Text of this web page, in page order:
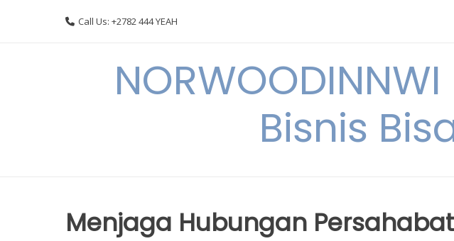
Call Us: +2782 444 YEAH
Bisnis
Menjaga Hubungan